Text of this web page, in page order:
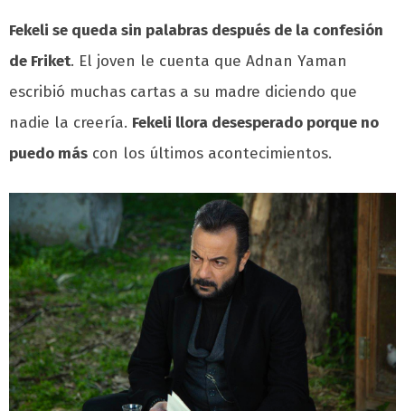
Fekeli se queda sin palabras después de la confesión
de Friket. El joven le cuenta que Adnan Yaman
escribió muchas cartas a su madre diciendo que
nadie la creería. Fekeli llora desesperado porque no
puedo más con los últimos acontecimientos.